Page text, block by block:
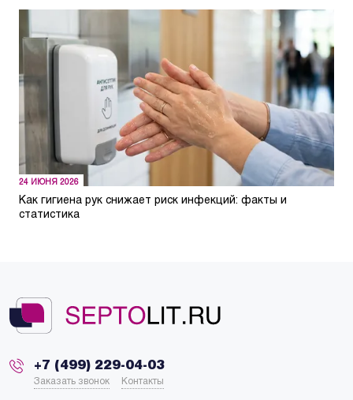
24 ИЮНЯ 2026
Как гигиена рук снижает риск инфекций: факты и
статистика
+7 (499) 229-04-03
Заказать звонок Контакты